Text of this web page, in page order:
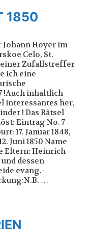
1850
Johann Hoyer im
Celo, St.
Zufallstreffer
ich eine
!Auch inhaltlich
interessantes her,
! Das Rätsel
Eintrag No. 7
17. Januar 1848,
Juni 1850 Name
Eltern: Heinrich
dessen
evang.-
…